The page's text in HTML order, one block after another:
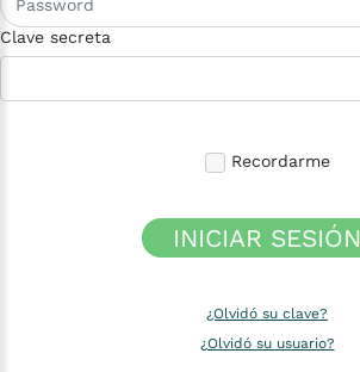
Clave secreta
Recordarme
INICIAR SESIÓN
¿Olvidó su clave?
¿Olvidó su usuario?